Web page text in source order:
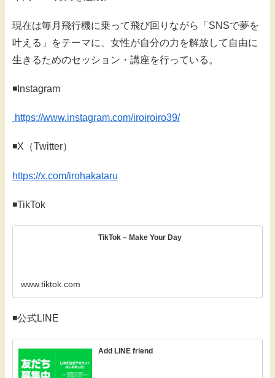
現在は毎月飛行機に乗って飛び回りながら「SNSで夢を
叶える」をテーマに、女性が自分の力を解放して自由に
生きるためのセッション・講座を行っている。
◾️Instagram
https://www.instagram.com/iroiroiro39/
◾️X（Twitter）
https://x.com/irohakataru
◾️TikTok
TikTok – Make Your Day
www.tiktok.com
◾️公式LINE
Add LINE friend